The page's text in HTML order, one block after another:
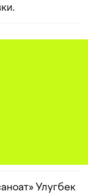
Улугбек